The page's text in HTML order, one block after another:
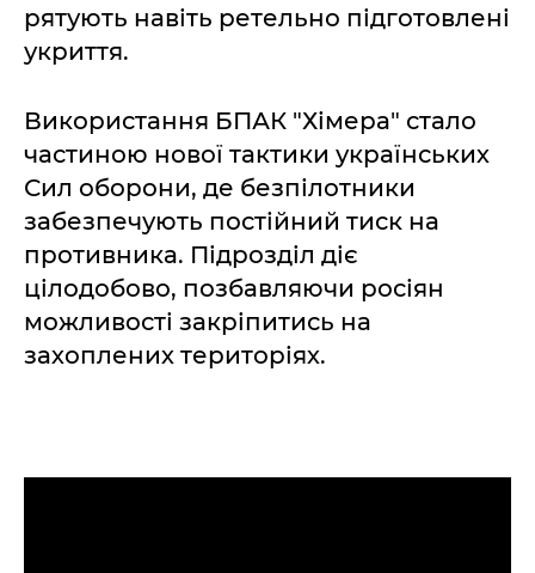
рятують навіть ретельно підготовлені
укриття.
Використання БПАК "Хімера" стало
частиною нової тактики українських
Сил оборони, де безпілотники
забезпечують постійний тиск на
противника. Підрозділ діє
цілодобово, позбавляючи росіян
можливості закріпитись на
захоплених територіях.